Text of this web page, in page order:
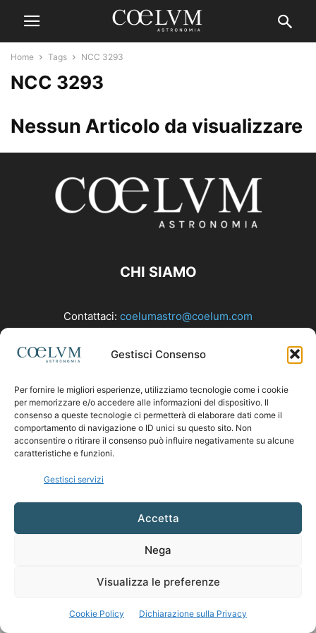
Gestisci Consenso
Per fornire le migliori esperienze, utilizziamo tecnologie come i cookie
per memorizzare e/o accedere alle informazioni del dispositivo. Il
consenso a queste tecnologie ci permetterà di elaborare dati come il
comportamento di navigazione o ID unici su questo sito. Non
acconsentire o ritirare il consenso può influire negativamente su alcune
caratteristiche e funzioni.
Gestisci servizi
Accetta
Nega
Visualizza le preferenze
Cookie Policy Dichiarazione sulla Privacy
Home Tags NCC 3293
NCC 3293
Nessun Articolo da visualizzare
CHI SIAMO
Contattaci: coelumastro@coelum.com
SEGUICI